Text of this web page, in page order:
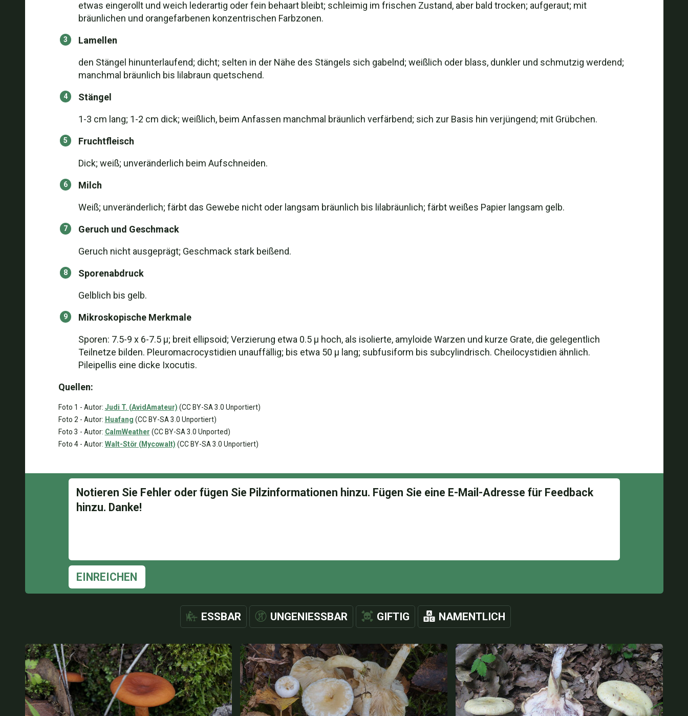
etwas eingerollt und weich lederartig oder fein behaart bleibt; schleimig im frischen Zustand, aber bald trocken; aufgeraut; mit
bräunlichen und orangefarbenen konzentrischen Farbzonen.
Lamellen
den Stängel hinunterlaufend; dicht; selten in der Nähe des Stängels sich gabelnd; weißlich oder blass, dunkler und schmutzig werdend;
manchmal bräunlich bis lilabraun quetschend.
Stängel
1-3 cm lang; 1-2 cm dick; weißlich, beim Anfassen manchmal bräunlich verfärbend; sich zur Basis hin verjüngend; mit Grübchen.
Fruchtfleisch
Dick; weiß; unveränderlich beim Aufschneiden.
Milch
Weiß; unveränderlich; färbt das Gewebe nicht oder langsam bräunlich bis lilabräunlich; färbt weißes Papier langsam gelb.
Geruch und Geschmack
Geruch nicht ausgeprägt; Geschmack stark beißend.
Sporenabdruck
Gelblich bis gelb.
Mikroskopische Merkmale
Sporen: 7.5-9 x 6-7.5 µ; breit ellipsoid; Verzierung etwa 0.5 µ hoch, als isolierte, amyloide Warzen und kurze Grate, die gelegentlich
Teilnetze bilden. Pleuromacrocystidien unauffällig; bis etwa 50 µ lang; subfusiform bis subcylindrisch. Cheilocystidien ähnlich.
Pileipellis eine dicke Ixocutis.
Quellen:
Foto 1 - Autor: Judi T. (AvidAmateur) (CC BY-SA 3.0 Unportiert)
Foto 2 - Autor: Huafang (CC BY-SA 3.0 Unportiert)
Foto 3 - Autor: CalmWeather (CC BY-SA 3.0 Unported)
Foto 4 - Autor: Walt-Stör (Mycowalt) (CC BY-SA 3.0 Unportiert)
EINREICHEN
ESSBAR UNGENIESSBAR GIFTIG NAMENTLICH